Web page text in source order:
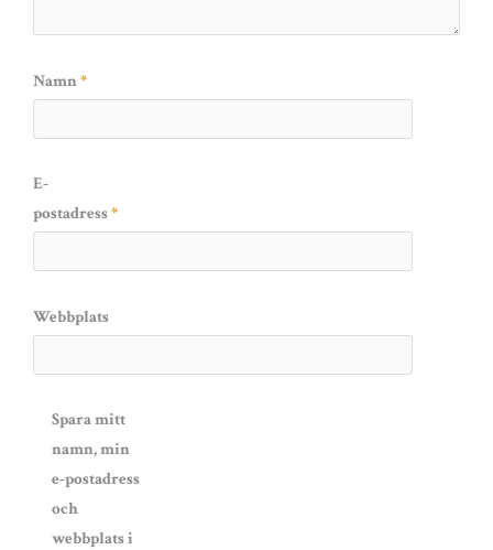
Namn*
E-
postadress*
Webbplats
Spara mitt
namn, min
e-postadress
och
webbplats i